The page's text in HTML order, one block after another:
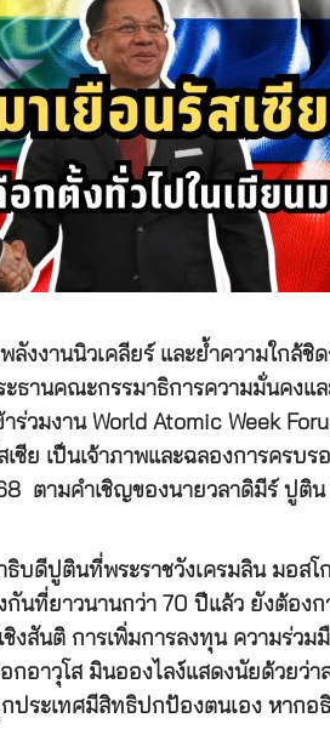
งงานนิวเคลียร์ และย้ำความใกล้ชิ
ธานคณะกรรมาธิการความมั่นคงแ
ร่วมงาน World Atomic Week
ซีย เป็นเจ้าภาพและฉลองการครบ
ตามคำเชิญของนายวลาดิมีร์ ปูติน
บดีปูตินที่พระราชวังเครมลิน มอส
นที่ยาวนานกว่า 70 ปีแล้ว ยังต้องก
งสันติ การเพิ่มการลงทุน ความร่ว
กอาวุโส มินอองไลง์แสดงนัยด้วยว่า
ประเทศมีสิทธิปกป้องตนเอง หากอ